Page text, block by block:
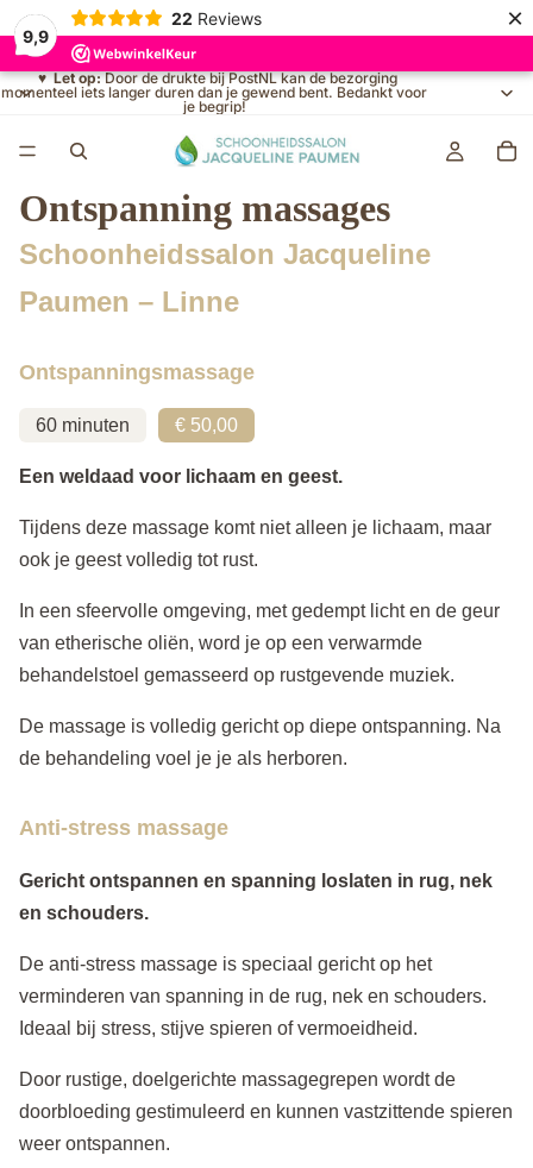
9,9
22 Reviews ×
♥Let op:Door de drukte bij PostNL kan de bezorging
momenteel iets langer duren dan je gewend bent. Bedankt voor
je begrip!
Ontspanning massages
Schoonheidssalon Jacqueline
Paumen – Linne
Ontspanningsmassage
60 minuten € 50,00
Een weldaad voor lichaam en geest.
Tijdens deze massage komt niet alleen je lichaam, maar
ook je geest volledig tot rust.
In een sfeervolle omgeving, met gedempt licht en de geur
van etherische oliën, word je op een verwarmde
behandelstoel gemasseerd op rustgevende muziek.
De massage is volledig gericht op diepe ontspanning. Na
de behandeling voel je je als herboren.
Anti-stress massage
Gericht ontspannen en spanning loslaten in rug, nek
en schouders.
De anti-stress massage is speciaal gericht op het
verminderen van spanning in de rug, nek en schouders.
Ideaal bij stress, stijve spieren of vermoeidheid.
Door rustige, doelgerichte massagegrepen wordt de
doorbloeding gestimuleerd en kunnen vastzittende spieren
weer ontspannen.